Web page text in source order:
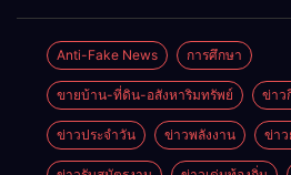
Thailand
2026 เชื่อม 4
งานใหญ่
สร้างโอกาส
ธุรกิจครบ
วงจร ด้วยครับ
เพลิงขั้นต้น”
ยกระดับ
ศักยภาพเจ้า
หน้าที่ท้องถิ่น
รับมืออัคคีภัย
ตามมาตรฐาน
Anti-Fake News การศึกษา
ขายบ้าน-ที่ดิน-อสังหาริมทรัพย์ ข่าว
ข่าวประจำวัน ข่าวพลังงาน ข่า